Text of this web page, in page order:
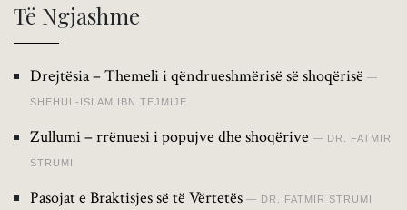
Të Ngjashme
Drejtësia – Themeli i qëndrueshmërisë së shoqërisë
SHEHUL-ISLAM IBN TEJMIJE
Zullumi – rrënuesi i popujve dhe shoqërive DR. FATMIR
STRUMI
Pasojat e Braktisjes së të Vërtetës DR. FATMIR STRUMI